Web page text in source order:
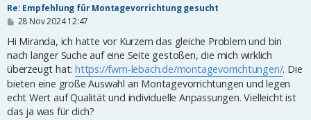
Re: Empfehlung für Montagevorrichtung gesucht
B
i
r
a
28 Nov 2024 12:47
Hi Miranda, ich hatte vor Kurzem das gleiche Problem und bin
nach langer Suche auf eine Seite gestoßen, die mich wirklich
überzeugt hat:https://fwm-lebach.de/montagevorrichtungen/. Die
bieten eine große Auswahl an Montagevorrichtungen und legen
echt Wert auf Qualität und individuelle Anpassungen. Vielleicht ist
das ja was für dich?